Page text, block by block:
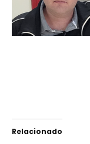
Relacionado